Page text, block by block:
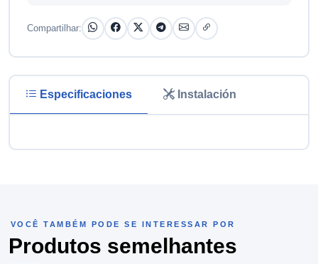
Compartilhar:
Especificaciones Instalación
VOCÊ TAMBÉM PODE SE INTERESSAR POR
Produtos semelhantes